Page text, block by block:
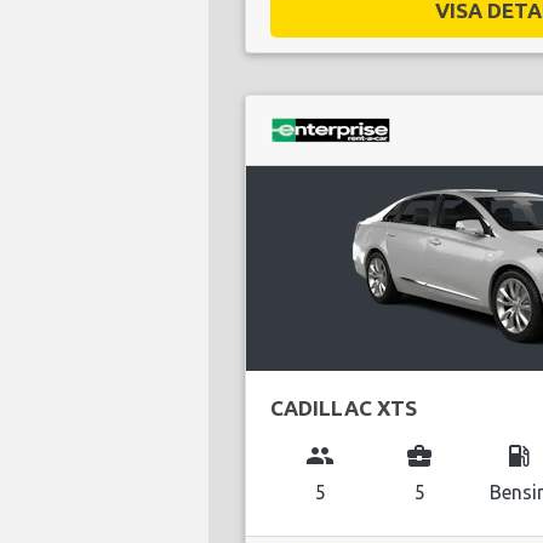
VISA
CADILLAC XTS
group
5
business_center
5
local_gas_station